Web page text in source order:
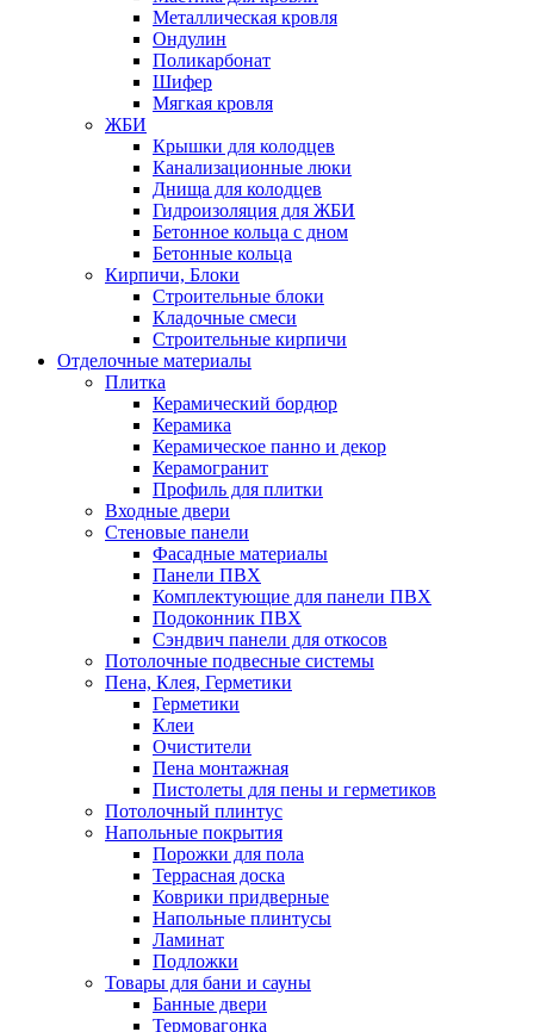
Металлическая кровля
Ондулин
Поликарбонат
Шифер
Мягкая кровля
ЖБИ
Крышки для колодцев
Канализационные люки
Днища для колодцев
Гидроизоляция для ЖБИ
Бетонное кольца с дном
Бетонные кольца
Кирпичи, Блоки
Строительные блоки
Кладочные смеси
Строительные кирпичи
Отделочные материалы
Плитка
Керамический бордюр
Керамика
Керамическое панно и декор
Керамогранит
Профиль для плитки
Входные двери
Стеновые панели
Фасадные материалы
Панели ПВХ
Комплектующие для панели ПВХ
Подоконник ПВХ
Сэндвич панели для откосов
Потолочные подвесные системы
Пена, Клея, Герметики
Герметики
Клеи
Очистители
Пена монтажная
Пистолеты для пены и герметиков
Потолочный плинтус
Напольные покрытия
Порожки для пола
Террасная доска
Коврики придверные
Напольные плинтусы
Ламинат
Подложки
Товары для бани и сауны
Банные двери
Термовагонка